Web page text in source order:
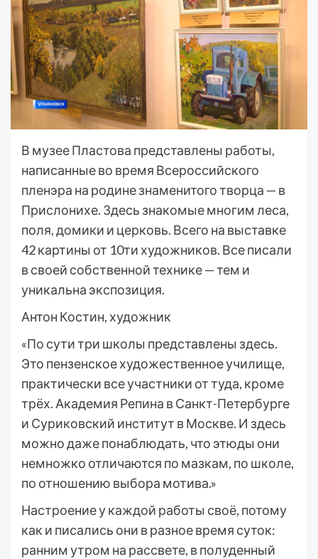
В музее Пластова представлены работы,
написанные во время Всероссийского
пленэра на родине знаменитого творца — в
Прислонихе. Здесь знакомые многим леса,
поля, домики и церковь. Всего на выставке
42 картины от 10ти художников. Все писали
в своей собственной технике — тем и
уникальна экспозиция.
Антон Костин, художник
«По сути три школы представлены здесь.
Это пензенское художественное училище,
практически все участники от туда, кроме
трёх. Академия Репина в Санкт-Петербурге
и Суриковский институт в Москве. И здесь
можно даже понаблюдать, что этюды они
немножко отличаются по мазкам, по школе,
по отношению выбора мотива.»
Настроение у каждой работы своё, потому
как и писались они в разное время суток:
ранним утром на рассвете, в полуденный